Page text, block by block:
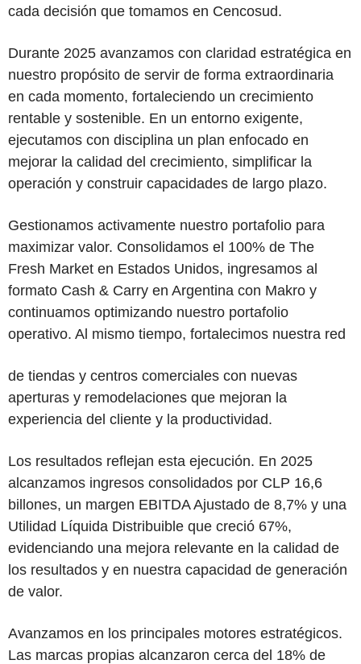
cada decisión que tomamos en Cencosud.
Durante 2025 avanzamos con claridad estratégica en
nuestro propósito de servir de forma extraordinaria
en cada momento, fortaleciendo un crecimiento
rentable y sostenible. En un entorno exigente,
ejecutamos con disciplina un plan enfocado en
mejorar la calidad del crecimiento, simplificar la
operación y construir capacidades de largo plazo.
Gestionamos activamente nuestro portafolio para
maximizar valor. Consolidamos el 100% de The
Fresh Market en Estados Unidos, ingresamos al
formato Cash & Carry en Argentina con Makro y
continuamos optimizando nuestro portafolio
operativo. Al mismo tiempo, fortalecimos nuestra red
de tiendas y centros comerciales con nuevas
aperturas y remodelaciones que mejoran la
experiencia del cliente y la productividad.
Los resultados reflejan esta ejecución. En 2025
alcanzamos ingresos consolidados por CLP 16,6
billones, un margen EBITDA Ajustado de 8,7% y una
Utilidad Líquida Distribuible que creció 67%,
evidenciando una mejora relevante en la calidad de
los resultados y en nuestra capacidad de generación
de valor.
Avanzamos en los principales motores estratégicos.
Las marcas propias alcanzaron cerca del 18% de